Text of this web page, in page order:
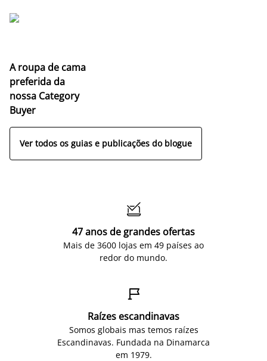
A roupa de cama
preferida da
nossa Category
Buyer
Ver todos os guias e publicações do blogue

47 anos de grandes ofertas
Mais de 3600 lojas em 49 países ao
redor do mundo.

Raízes escandinavas
Somos globais mas temos raízes
Escandinavas. Fundada na Dinamarca
em 1979.